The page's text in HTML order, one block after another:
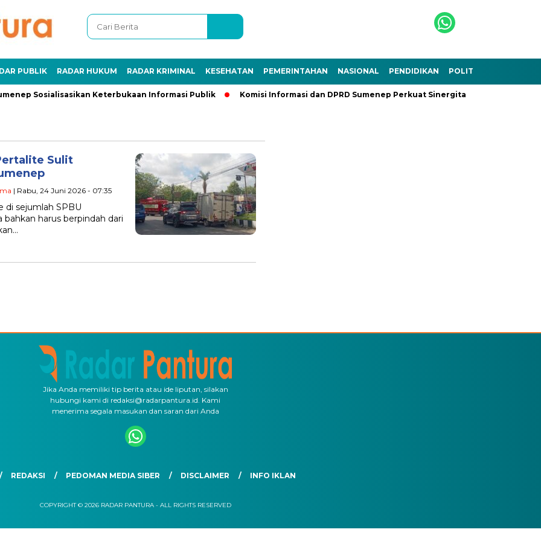
PUBLIK RADAR HUKUM RADAR KRIMINAL KESEHATAN PEMERINTAHAN NASIONAL PENDIDIKAN POLITIK
Sosialisasikan Keterbukaan Informasi Publik Komisi Informasi dan DPRD Sumenep Perkuat Sinergitas
Sulit
| Rabu, 24 Juni 2026 - 07:35
di sejumlah SPBU
harus berpindah dari
Jika Anda memiliki tip berita atau ide liputan, silakan
hubungi kami di redaksi@radarpantura.id. Kami
menerima segala masukan dan saran dari Anda
REDAKSI PEDOMAN MEDIA SIBER DISCLAIMER INFO IKLAN
COPYRIGHT © 2026 RADAR PANTURA - ALL RIGHTS RESERVED